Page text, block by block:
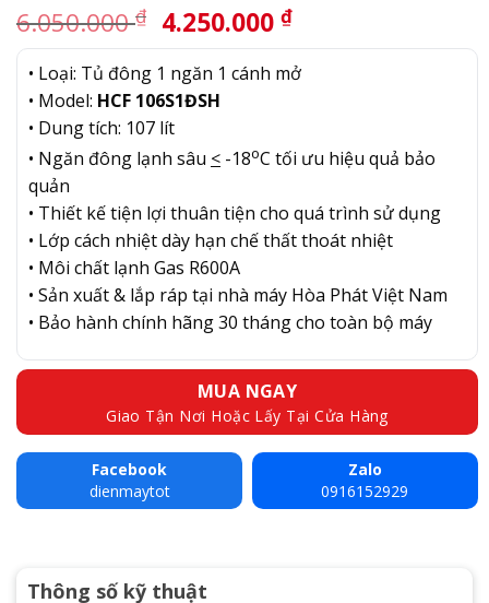
6.050.000₫ Giá
gốc
là:
6.050.000 ₫.
4.250.000 ₫Giá
hiện
tại
• Loại: Tủ đông 1 ngăn 1 cánh mở
• Model: HCF 106S1ĐSH
• Dung tích: 107 lít
• Ngăn đông lạnh sâu < -18oC tối ưu hiệu quả bảo
quản
• Thiết kế tiện lợi thuân tiện cho quá trình sử dụng
• Lớp cách nhiệt dày hạn chế thất thoát nhiệt
• Môi chất lạnh Gas R600A
• Sản xuất & lắp ráp tại nhà máy Hòa Phát Việt Nam
• Bảo hành chính hãng 30 tháng cho toàn bộ máy
MUA NGAY
Giao Tận Nơi Hoặc Lấy Tại Cửa Hàng
Facebook
dienmaytot
Zalo
0916152929
Thông số kỹ thuật